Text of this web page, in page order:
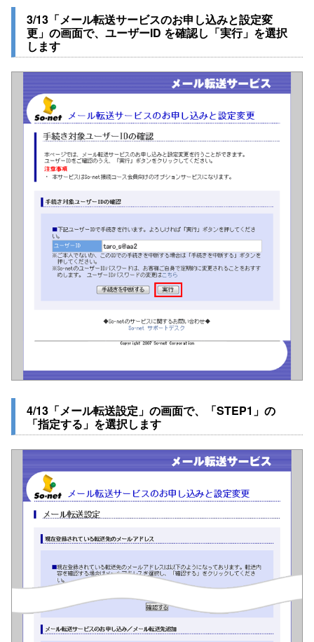
3/13「メール転送サービスのお申し込みと設定変
更」の画面で、ユーザーID を確認し「実行」を選択
します
4/13「メール転送設定」の画面で、「STEP1」の
「指定する」を選択します